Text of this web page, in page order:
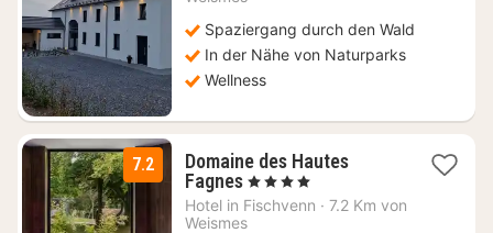
€
Spaziergang durch den Wald
In der Nähe von Naturparks
Wellness
7.2
Domaine des Hautes
Fagnes1
Nacht
ab
, 4 Sterne
Hotel in Fischvenn · 7.2 Km von
Weismes